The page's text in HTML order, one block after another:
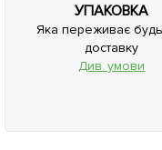
УПАКОВКА
Яка переживає
доставку
Див. умови